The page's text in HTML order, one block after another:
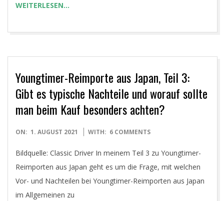
WEITERLESEN…
Youngtimer-Reimporte aus Japan, Teil 3:
Gibt es typische Nachteile und worauf sollte
man beim Kauf besonders achten?
2021-
ON: 1. AUGUST 2021 WITH: 6 COMMENTS
Bildquelle: Classic Driver In meinem Teil 3 zu Youngtimer-
Reimporten aus Japan geht es um die Frage, mit welchen
Vor- und Nachteilen bei Youngtimer-Reimporten aus Japan
im Allgemeinen zu